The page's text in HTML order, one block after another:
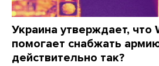
Украина утверждает, что
помогает снабжать
действительно так?